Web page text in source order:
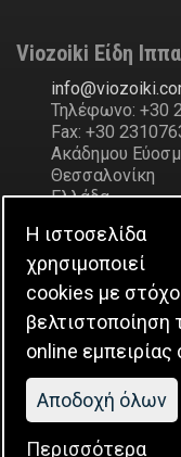
Viozoiki Είδη
.
ikiozoiv
@
ofni
Τηλέφωνο: +30
Fax: +30
Ακάδημου
Θεσσαλονίκη
Ελλάδα
Δείξε την
Η Εταιρεία
Ιστορικό
Η ιστοσελίδα
χρησιμοποιεί
cookies με
βελτιστοποίηση
online εμπειρίας
Aποδοχή όλων
Περισσότερα